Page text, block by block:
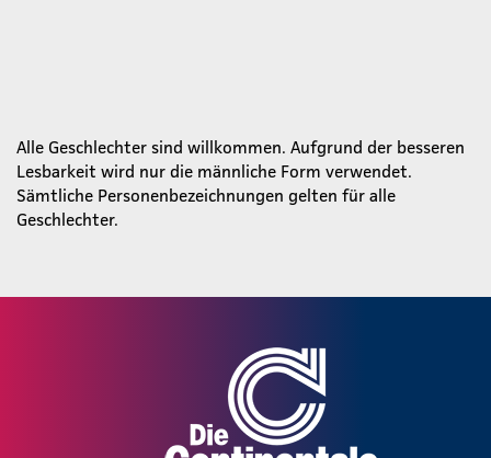
Alle Geschlechter sind willkommen. Aufgrund der besseren
Lesbarkeit wird nur die männliche Form verwendet.
Sämtliche Personenbezeichnungen gelten für alle
Geschlechter.